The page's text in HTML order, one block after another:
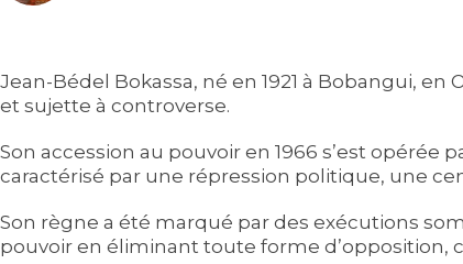
Jean-Bédel Bokassa, né en 1921 à Bobangui,
et sujette à controverse.
Son accession au pouvoir en 1966 s’est opérée
caractérisé par une répression politique, une
Son règne a été marqué par des exécutions
pouvoir en éliminant toute forme